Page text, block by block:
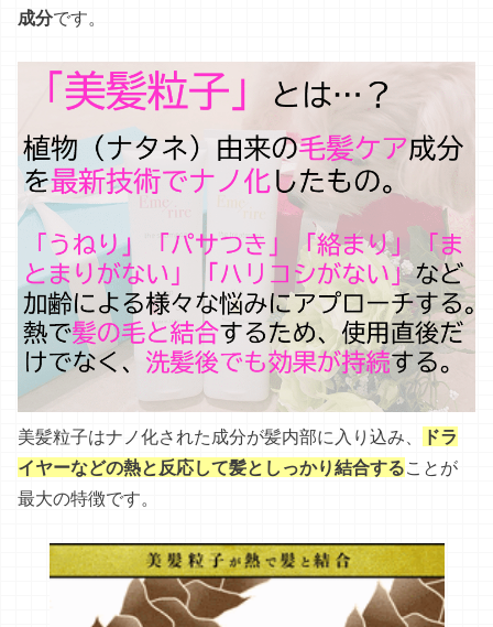
成分です。
美髪粒子はナノ化された成分が髪内部に入り込み、
ドラ
イヤーなどの熱と反応して髪としっかり結合することが
最大の特徴です。